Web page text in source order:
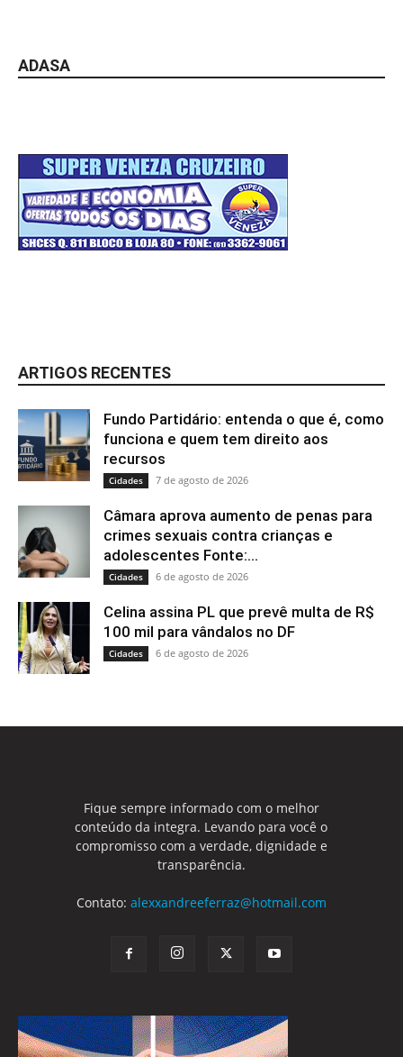
ADASA
ARTIGOS RECENTES
Fundo Partidário: entenda o que é, como
funciona e quem tem direito aos
recursos
Cidades 7 de agosto de 2026
Câmara aprova aumento de penas para
crimes sexuais contra crianças e
adolescentes Fonte:...
Cidades 6 de agosto de 2026
Celina assina PL que prevê multa de R$
100 mil para vândalos no DF
Cidades 6 de agosto de 2026
Fique sempre informado com o melhor
conteúdo da integra. Levando para você o
compromisso com a verdade, dignidade e
transparência.
Contato: alexxandreeferraz@hotmail.com